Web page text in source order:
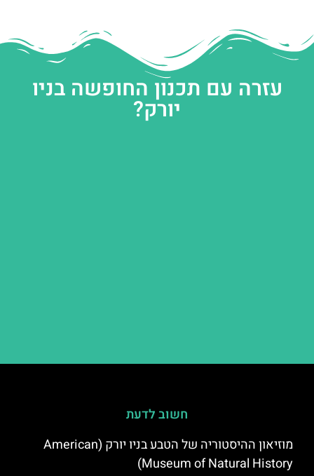
עזרה עם תכנון החופשה בניו
יורק?
חשוב לדעת
מוזיאון ההיסטוריה של הטבע בניו יורק (American
Museum of Natural History)